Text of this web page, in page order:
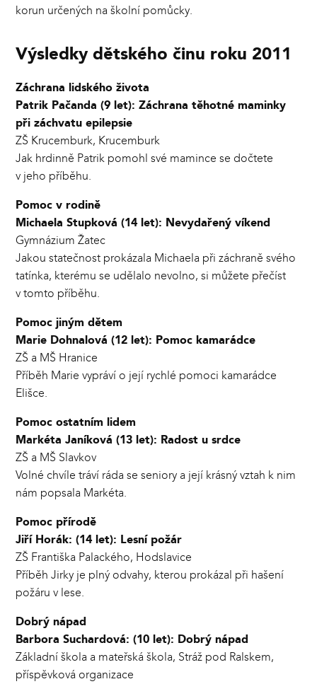
korun určených na školní pomůcky.
Výsledky dětského činu roku 2011
Záchrana lidského života
Patrik Pačanda (9 let): Záchrana těhotné maminky
při záchvatu epilepsie
ZŠ Krucemburk, Krucemburk
Jak hrdinně Patrik pomohl své mamince se dočtete
v jeho příběhu.
Pomoc v rodině
Michaela Stupková (14 let): Nevydařený víkend
Gymnázium Žatec
Jakou statečnost prokázala Michaela při záchraně svého
tatínka, kterému se udělalo nevolno, si můžete přečíst
v tomto příběhu.
Pomoc jiným dětem
Marie Dohnalová (12 let): Pomoc kamarádce
ZŠ a MŠ Hranice
Příběh Marie vypráví o její rychlé pomoci kamarádce
Elišce.
Pomoc ostatním lidem
Markéta Janíková (13 let): Radost u srdce
ZŠ a MŠ Slavkov
Volné chvíle tráví ráda se seniory a její krásný vztah k nim
nám popsala Markéta.
Pomoc přírodě
Jiří Horák: (14 let): Lesní požár
ZŠ Františka Palackého, Hodslavice
Příběh Jirky je plný odvahy, kterou prokázal při hašení
požáru v lese.
Dobrý nápad
Barbora Suchardová: (10 let): Dobrý nápad
Základní škola a mateřská škola, Stráž pod Ralskem,
příspěvková organizace